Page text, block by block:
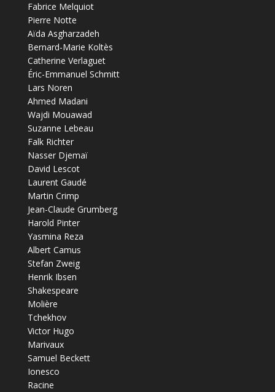
Fabrice Melquiot
Pierre Notte
Aïda Asgharzadeh
Bernard-Marie Koltès
Catherine Verlaguet
Éric-Emmanuel Schmitt
Lars Noren
Ahmed Madani
Wajdi Mouawad
Suzanne Lebeau
Falk Richter
Nasser Djemaï
David Lescot
Laurent Gaudé
Martin Crimp
Jean-Claude Grumberg
Harold Pinter
Yasmina Reza
Albert Camus
Stefan Zweig
Henrik Ibsen
Shakespeare
Molière
Tchekhov
Victor Hugo
Marivaux
Samuel Beckett
Ionesco
Racine